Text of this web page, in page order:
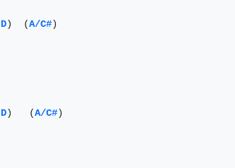
D)  (A/C#)
D)   (A/C#)